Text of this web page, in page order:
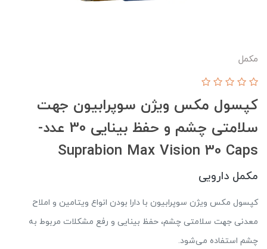
مکمل
کپسول مکس ویژن سوپرابیون جهت
سلامتی چشم و حفظ بینایی 30 عدد-
Suprabion Max Vision 30 Caps
مکمل دارویی
کپسول مکس ویژن سوپرابیون با دارا بودن انواع ویتامین و املاح
معدنی جهت سلامتی چشم، حفظ بینایی و رفع مشکلات مربوط به
چشم استفاده می‌شود.